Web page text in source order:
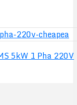
VND.
5kW 1 Pha 220V